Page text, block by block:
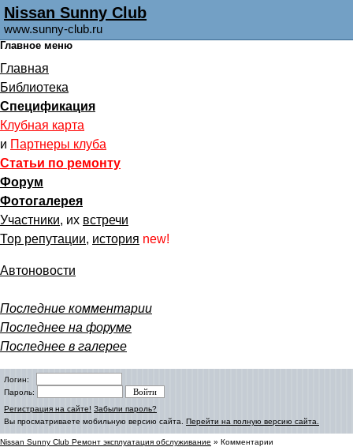
Nissan Sunny Club
www.sunny-club.ru
Главное меню
Главная
Библиотека
Спецификация
Клубная карта
и Партнеры клуба
Статьи по ремонту
Форум
Фотогалерея
Участники, их встречи
Тор репутации, история new!
Автоновости
Последние комментарии
Последнее на форуме
Последнее в галерее
Логин:
Пароль:
Регистрация на сайте! Забыли пароль?
Вы просматриваете мобильную версию сайта. Перейти на полную версию сайта.
Nissan Sunny Club Ремонт эксплуатация обслуживание » Комментарии